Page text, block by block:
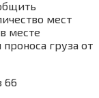
мест
месте
груза от
66